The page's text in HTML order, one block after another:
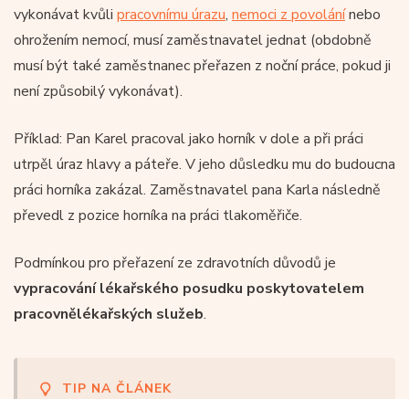
vykonávat kvůli pracovnímu úrazu, nemoci z povolánínebo
ohrožením nemocí, musí zaměstnavatel jednat (obdobně
musí být také zaměstnanec přeřazen z noční práce, pokud ji
není způsobilý vykonávat).
Příklad: Pan Karel pracoval jako horník v dole a při práci
utrpěl úraz hlavy a páteře. V jeho důsledku mu do budoucna
práci horníka zakázal. Zaměstnavatel pana Karla následně
převedl z pozice horníka na práci tlakoměřiče.
Podmínkou pro přeřazení ze zdravotních důvodů je
vypracování lékařského posudku poskytovatelem
pracovnělékařských služeb.
TIP NA ČLÁNEK